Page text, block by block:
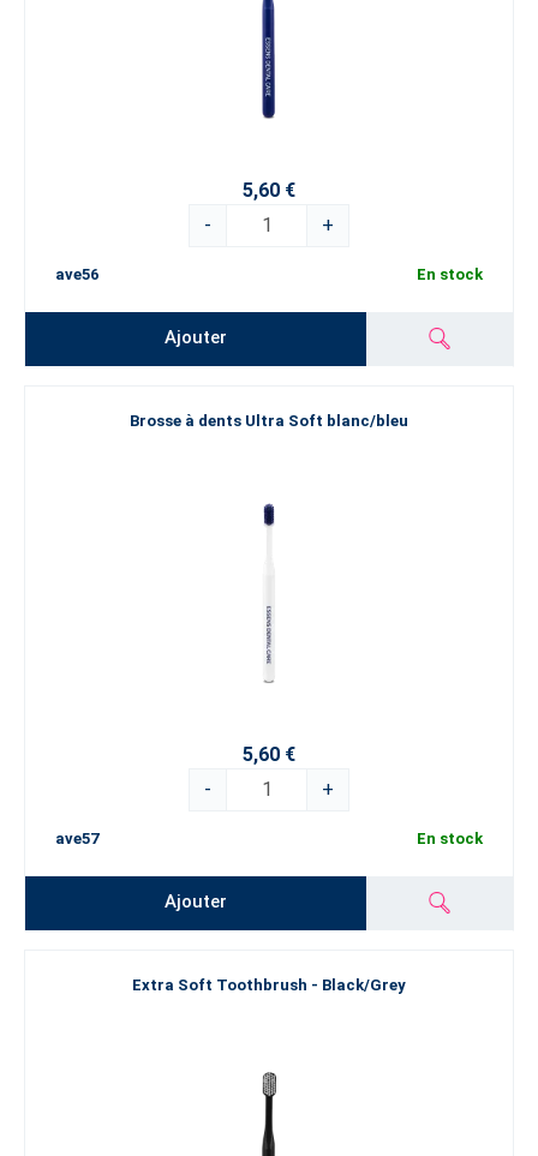
5,60 €
-
+
ave56 En stock
Ajouter
Brosse à dents Ultra Soft blanc/bleu
5,60 €
-
+
ave57 En stock
Ajouter
Extra Soft Toothbrush - Black/Grey